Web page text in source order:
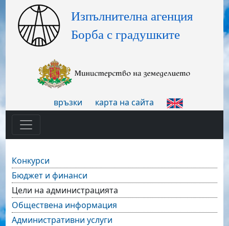
връзки карта на сайта
Конкурси
Бюджет и финанси
Цели на администрацията
Обществена информация
Административни услуги